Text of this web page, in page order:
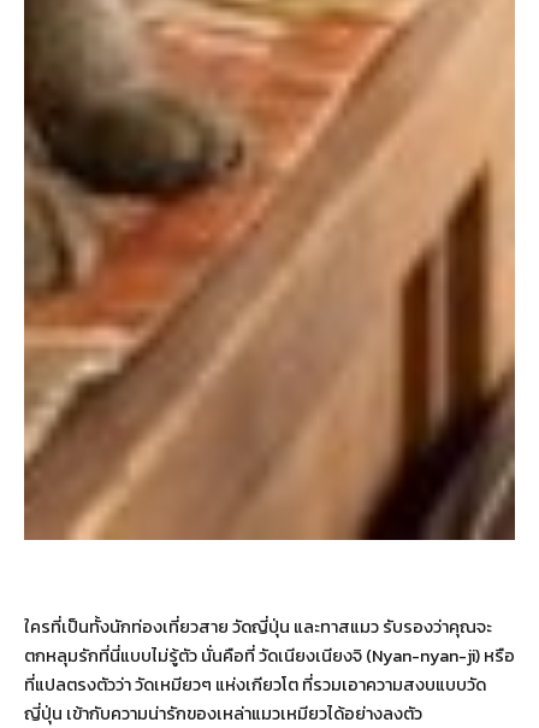
ใครที่เป็นทั้งนักท่องเที่ยวสาย วัดญี่ปุ่น และทาสแมว รับรองว่าคุณจะ
ตกหลุมรักที่นี่แบบไม่รู้ตัว นั่นคือที่ วัดเนียงเนียงจิ (Nyan-nyan-ji) หรือ
ที่แปลตรงตัวว่า วัดเหมียวๆ แห่งเกียวโต ที่รวมเอาความสงบแบบวัด
ญี่ปุ่น เข้ากับความน่ารักของเหล่าแมวเหมียวได้อย่างลงตัว